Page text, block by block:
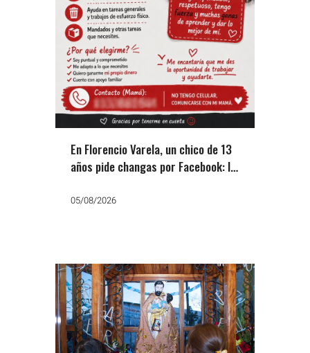
En Florencio Varela, un chico de 13
años pide changas por Facebook: la
05/08/2026